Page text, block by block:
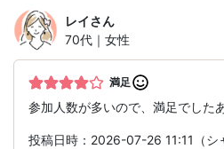
レイさん
70代｜女性
満足
参加人数が多いので、満足でした
投稿日時：2026-07-26 11:11（シ